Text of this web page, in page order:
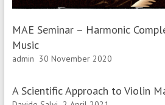
MAE Seminar – Harmonic
Music
admin 30 November 2020
A Scientific Approach to Violin